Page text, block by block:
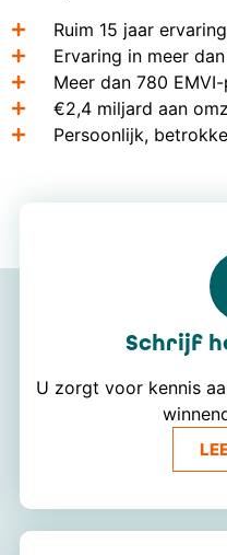
Ruim 15 jaar
Ervaring in meer
Meer dan 780
€2,4 miljard aan
Persoonlijk,
Schrijf
U zorgt voor kennis